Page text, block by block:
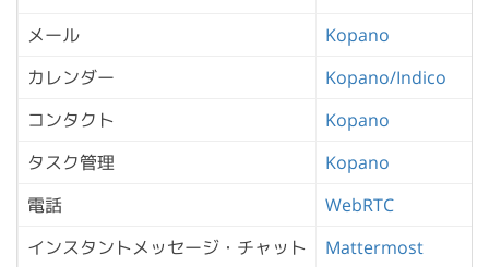
メール Kopano
カレンダー Kopano/Indico
コンタクト Kopano
タスク管理 Kopano
電話 WebRTC
インスタントメッセージ・チャット Mattermost